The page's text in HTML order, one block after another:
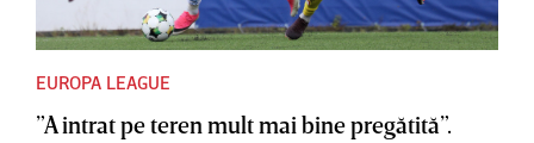
EUROPA LEAGUE
”A intrat pe teren mult mai bine pregătită”.